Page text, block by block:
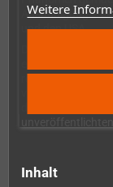
Weitere
Ankündigung –
und den USA.
Das Hardware-
veröffentlichten
Inhalt